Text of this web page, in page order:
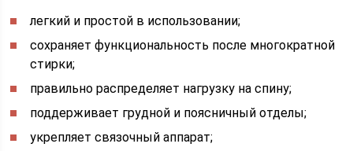
легкий и простой в использовании;
сохраняет функциональность после многократной
стирки;
правильно распределяет нагрузку на спину;
поддерживает грудной и поясничный отделы;
укрепляет связочный аппарат;